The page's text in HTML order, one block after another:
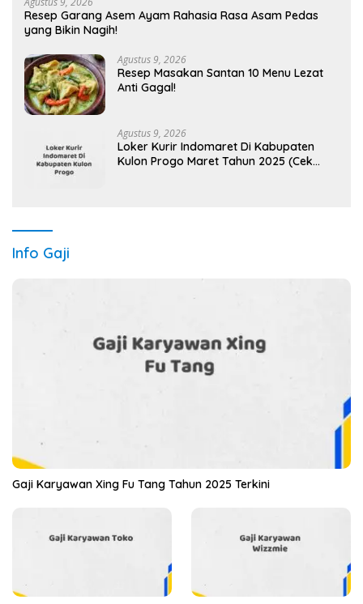
Resep Garang Asem Ayam Rahasia Rasa Asam Pedas
yang Bikin Nagih!
Agustus 9, 2026
Resep Masakan Santan 10 Menu Lezat
Anti Gagal!
Agustus 9, 2026
Loker Kurir Indomaret Di Kabupaten
Kulon Progo Maret Tahun 2025 (Cek
Info Gaji
Gaji Karyawan Xing Fu Tang Tahun 2025 Terkini